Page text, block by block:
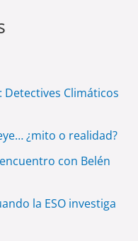
Climáticos
¿mito o realidad?
con Belén
la ESO investiga